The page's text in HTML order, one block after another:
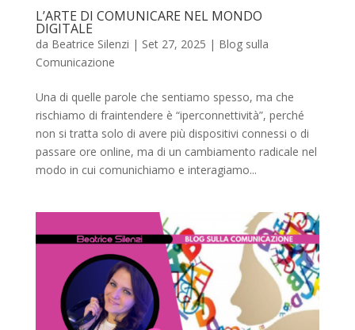
L’ARTE DI COMUNICARE NEL MONDO
DIGITALE
da Beatrice Silenzi | Set 27, 2025 | Blog sulla
Comunicazione
Una di quelle parole che sentiamo spesso, ma che
rischiamo di fraintendere è “iperconnettività”, perché
non si tratta solo di avere più dispositivi connessi o di
passare ore online, ma di un cambiamento radicale nel
modo in cui comunichiamo e interagiamo...